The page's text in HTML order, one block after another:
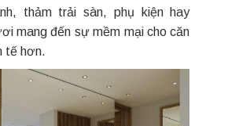
thảm trải sàn, phụ kiện hay
mang đến sự mềm mại cho căn
tế hơn.